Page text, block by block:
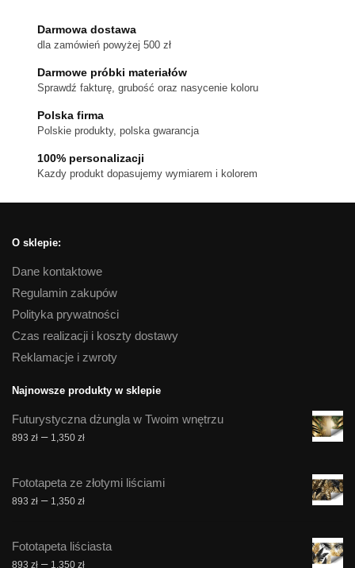
Opcje
można
wybrać
stronie
Darmowa dostawa
dla zamówień powyżej 500 zł
Darmowe próbki materiałów
Sprawdź fakturę, grubość oraz nasycenie koloru
Polska firma
Polskie produkty, polska gwarancja
100% personalizacji
Kazdy produkt dopasujemy wymiarem i kolorem
O sklepie:
Dane kontaktowe
Regulamin zakupów
Polityka prywatności
Czas realizacji i koszty dostawy
Reklamacje i zwroty
Najnowsze produkty w sklepie
Futurystyczna dżungla w Twoim wnętrzu
893 zł – 1,350 złZakres
893 zł
do
Fototapeta ze złotymi liściami
893 zł – 1,350 złZakres
893 zł
Fototapeta liściasta
893 zł – 1,350 złZakres